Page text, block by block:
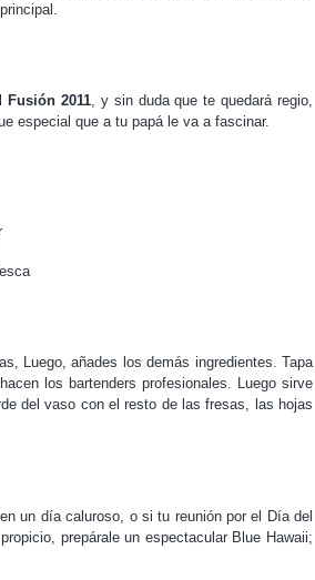
Fusión 2011, y sin duda que te quedará regio,
especial que a tu papá le va a fascinar.
Luego, añades los demás ingredientes. Tapa
los bartenders profesionales. Luego sirve
del vaso con el resto de las fresas, las hojas
un día caluroso, o si tu reunión por el Día del
prepárale un espectacular Blue Hawaii;